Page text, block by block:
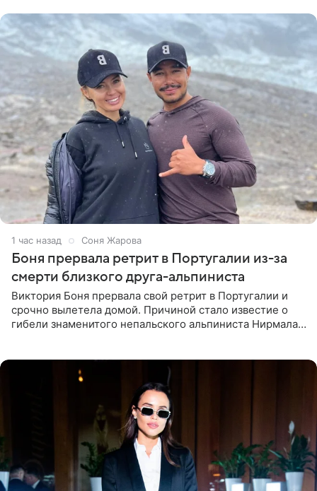
1 час назад Соня Жарова
Боня прервала ретрит в Португалии из-за
смерти близкого друга-альпиниста
Виктория Боня прервала свой ретрит в Португалии и
срочно вылетела домой. Причиной стало известие о
гибели знаменитого непальского альпиниста Нирмала